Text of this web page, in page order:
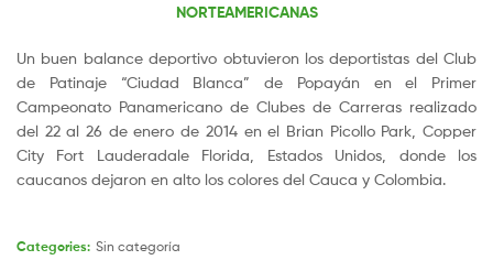
NORTEAMERICANAS
Un buen balance deportivo obtuvieron los deportistas del Club
de Patinaje “Ciudad Blanca” de Popayán en el Primer
Campeonato Panamericano de Clubes de Carreras realizado
del 22 al 26 de enero de 2014 en el Brian Picollo Park, Copper
City Fort Lauderadale Florida, Estados Unidos, donde los
caucanos dejaron en alto los colores del Cauca y Colombia.
Categories: Sin categoría